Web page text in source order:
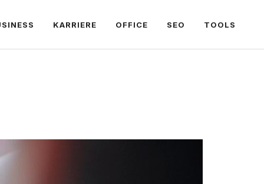
KARRIERE OFFICE SEO TOOLS